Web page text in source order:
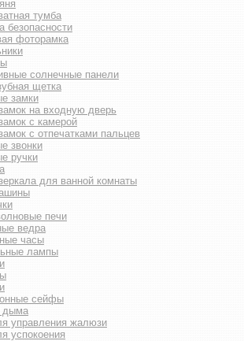
тумба
безопасности
фоторамка
солнечные панели
щетка
замки
на входную дверь
с камерой
с отпечатками пальцев
звонки
ручки
для ванной комнаты
печи
ведра
часы
лампы
сейфы
дыма
управления жалюзи
успокоения